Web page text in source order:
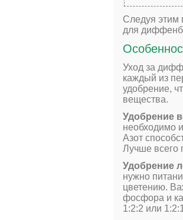
Следуя этим
для
Уход за
каждый из
удобрение,
вещества.
Удобрение
необходимо
Азот
Лучше всего
Удобрение
нужно
цветению.
фосфора и
1:2:2 или